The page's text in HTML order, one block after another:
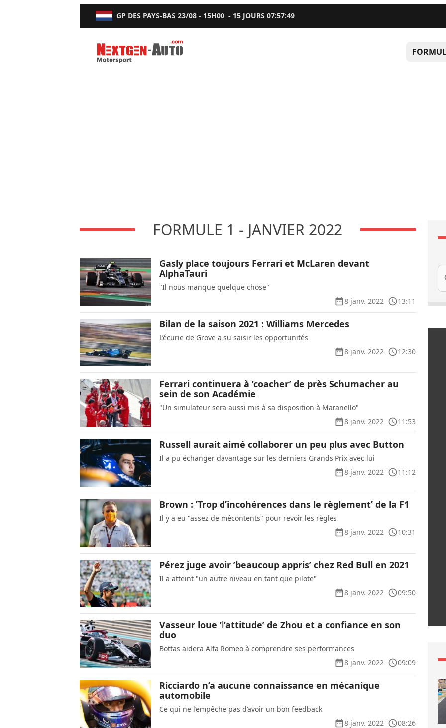
GP DES PAYS-BAS 23/08 - 15H00 - 15 JOURS07:57:48
Nextgen-Auto.com
FORMULE 1 - JANVIER 2022
Gasly place toujours Ferrari et McLaren devant
AlphaTauri
"Il nous manque quelque chose"
8 janv. 2022
13:11
Bilan de la saison 2021 : Williams Mercedes
L’écurie de Grove a su saisir les opportunités
8 janv. 2022
12:30
Ferrari continuera à ’coacher’ de près Schumacher au
sein de son Académie
"Un simulateur sera aussi mis à sa disposition à Maranello"
8 janv. 2022
11:53
Russell aurait aimé collaborer un peu plus avec Button
Il a pu échanger davantage sur les derniers Grands Prix avec lui
8 janv. 2022
11:12
Brown : ’Trop d’incohérences dans le règlement’ de la F1
Il y a eu "assez de mécontents" pour revoir les règles
8 janv. 2022
10:31
Pérez juge avoir ’beaucoup appris’ chez Red Bull en 2021
Il a atteint "un autre niveau en tant que pilote"
8 janv. 2022
09:50
Vasseur loue ’l’attitude’ de Zhou et a confiance en son
duo
Bottas aidera Alfa Romeo à comprendre ses performances
8 janv. 2022
09:09
Ricciardo n’a aucune connaissance en mécanique
automobile
Ce qui ne l’empêche pas d’avoir un bon feedback
8 janv. 2022
08:26